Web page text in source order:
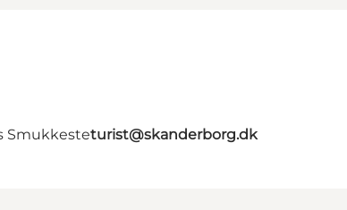
Smukkesteturist@skanderborg.dk